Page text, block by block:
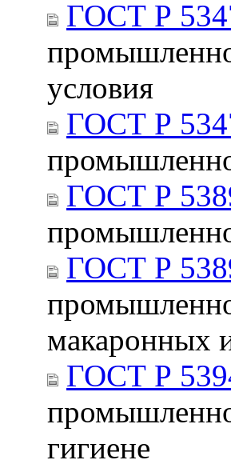
ГОСТ Р
условия
ГОСТ Р
ГОСТ Р
ГОСТ Р
макаронных
ГОСТ Р
гигиене